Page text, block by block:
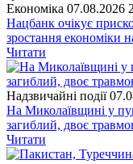
Економіка 07.08.2026
Нацбанк очікує
зростання економіки
Читати
Надзвичайні події
На Миколаївщині у
загиблий, двоє
Читати